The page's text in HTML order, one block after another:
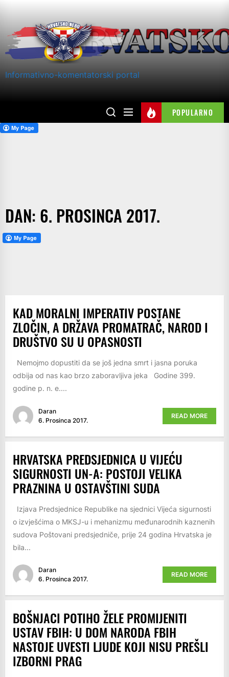
content
Informativno-komentatorski portal
POPULARNO
DAN: 6. PROSINCA 2017.
KAD MORALNI IMPERATIV POSTANE
ZLOČIN, A DRŽAVA PROMATRAČ, NAROD I
DRUŠTVO SU U OPASNOSTI
Nemojmo dopustiti da se još jedna smrt i jasna poruka
odbija od nas kao brzo zaboravljiva jeka Godine 399.
godine p. n. e....
Daran
6. Prosinca 2017.
READ MORE
HRVATSKA PREDSJEDNICA U VIJEĆU
SIGURNOSTI UN-A: POSTOJI VELIKA
PRAZNINA U OSTAVŠTINI SUDA
Izjava Predsjednice Republike na sjednici Vijeća sigurnosti
o izvješćima o MKSJ-u i mehanizmu međunarodnih kaznenih
sudova Poštovani predsjedniče, prije 24 godina Hrvatska je
bila...
Daran
6. Prosinca 2017.
READ MORE
BOŠNJACI POTIHO ŽELE PROMIJENITI
USTAV FBIH: U DOM NARODA FBIH
NASTOJE UVESTI LJUDE KOJI NISU PREŠLI
IZBORNI PRAG